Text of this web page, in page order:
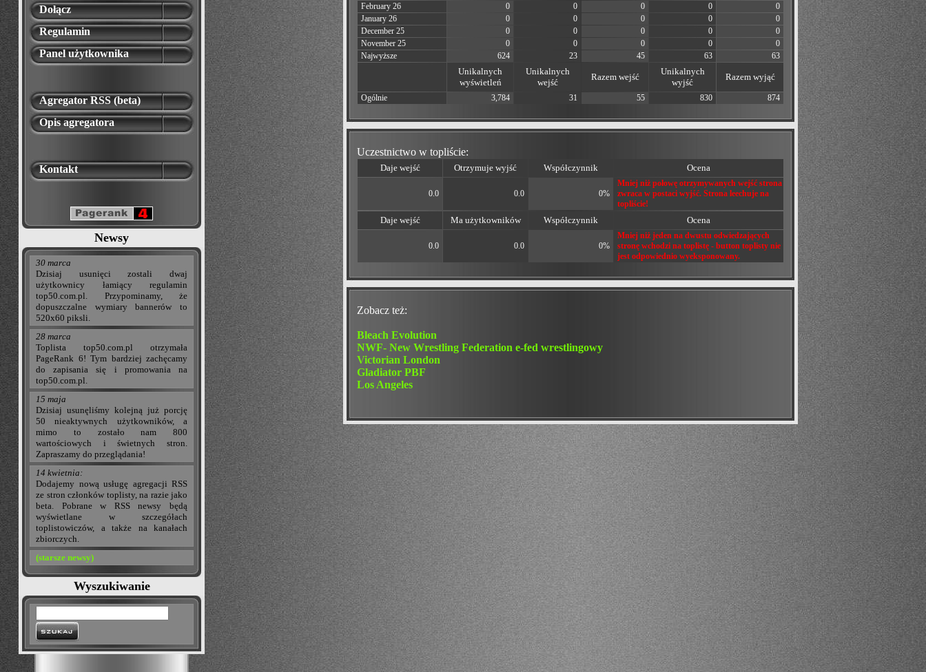
Dołącz
Regulamin
Panel użytkownika
Agregator RSS (beta)
Opis agregatora
Kontakt
Newsy
30 marca
Dzisiaj usunięci zostali dwaj
użytkownicy łamiący regulamin
top50.com.pl. Przypominamy, że
dopuszczalne wymiary bannerów to
520x60 piksli.
28 marca
Toplista top50.com.pl otrzymała
PageRank 6! Tym bardziej zachęcamy
do zapisania się i promowania na
top50.com.pl.
15 maja
Dzisiaj usunęliśmy kolejną już porcję
50 nieaktywnych użytkowników, a
mimo to zostało nam 800
wartościowych i świetnych stron.
Zapraszamy do przeglądania!
14 kwietnia:
Dodajemy nową usługę agregacji RSS
ze stron członków toplisty, na razie jako
beta. Pobrane w RSS newsy będą
wyświetlane w szczegółach
toplistowiczów, a także na kanałach
zbiorczych.
(starsze newsy)
Wyszukiwanie
February 26
0 0 0 0
0
January 26
0 0 0 0
0
December 25
0 0 0 0
0
November 25
0 0 0 0
0
Najwyższe
624 23 45 63 63
Unikalnych
wyświetleń
Unikalnych
wejść
Razem wejść
Unikalnych
wyjść
Razem wyjąć
Ogólnie 3,784 31 55 830 874
Uczestnictwo w topliście:
Daje wejść Otrzymuje wyjść Współczynnik Ocena
0.0 0.0 0%
Mniej niż połowę otrzymywanych wejść strona
zwraca w postaci wyjść. Strona leechuje na
topliście!
Daje wejść Ma użytkowników Współczynnik Ocena
0.0 0.0 0%
Mniej niż jeden na dwustu odwiedzających
stronę wchodzi na toplistę - button toplisty nie
jest odpowiednio wyeksponowany.
Zobacz też:
Bleach Evolution
NWF- New Wrestling Federation e-fed wrestlingowy
Victorian London
Gladiator PBF
Los Angeles